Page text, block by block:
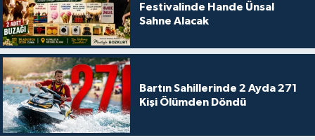
Festivalinde Hande Ünsal
Sahne Alacak
Bartın Sahillerinde 2 Ayda 271
Kişi Ölümden Döndü